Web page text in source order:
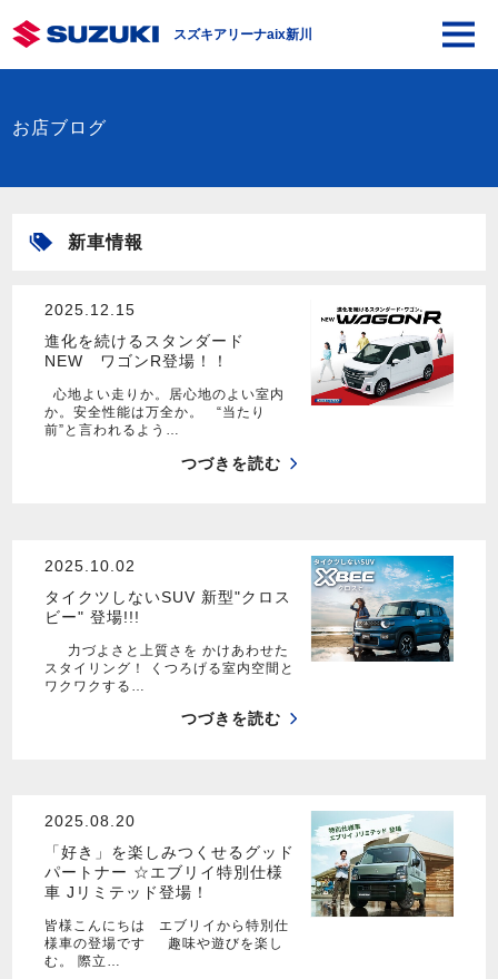
スズキアリーナaix新川
お店ブログ
新車情報
2025.12.15
進化を続けるスタンダード
NEW ワゴンR登場！！
心地よい走りか。居心地のよい室内
か。安全性能は万全か。 “当たり
前”と言われるよう…
つづきを読む
2025.10.02
タイクツしないSUV 新型"クロス
ビー" 登場!!!
力づよさと上質さを かけあわせた
スタイリング！ くつろげる室内空間と
ワクワクする…
つづきを読む
2025.08.20
「好き」を楽しみつくせるグッド
パートナー ☆エブリイ特別仕様
車 Jリミテッド登場！
皆様こんにちは エブリイから特別仕
様車の登場です 趣味や遊びを楽し
む。 際立…